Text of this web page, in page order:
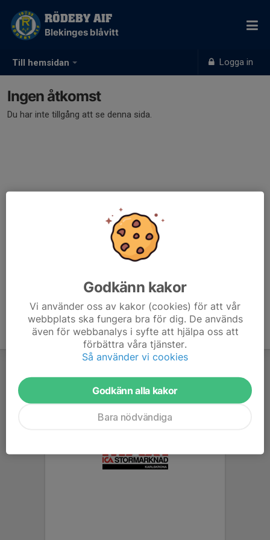
Till hemsidan Logga in
RÖDEBY AIF
Blekinges blåvitt
Ingen åtkomst
Du har inte tillgång att se denna sida.
Godkänn kakor
Vi använder oss av kakor (cookies) för att vår
webbplats ska fungera bra för dig. De används
även för webbanalys i syfte att hjälpa oss att
förbättra våra tjänster.
Så använder vi cookies
Godkänn alla kakor
Bara nödvändiga